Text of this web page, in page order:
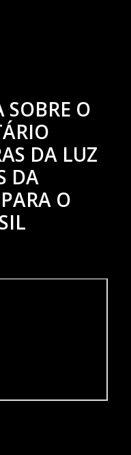
SOBRE O
DA LUZ
DA
O